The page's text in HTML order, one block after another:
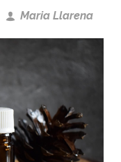
Maria Llarena